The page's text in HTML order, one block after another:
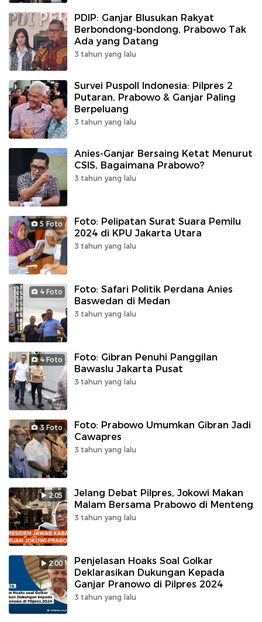
PDIP: Ganjar Blusukan Rakyat
Berbondong-bondong, Prabowo Tak
Ada yang Datang
3 tahun yang lalu
Survei Puspoll Indonesia: Pilpres 2
Putaran, Prabowo & Ganjar Paling
Berpeluang
3 tahun yang lalu
Anies-Ganjar Bersaing Ketat Menurut
CSIS, Bagaimana Prabowo?
3 tahun yang lalu
5 Foto
Foto: Pelipatan Surat Suara Pemilu
2024 di KPU Jakarta Utara
3 tahun yang lalu
4 Foto
Foto: Safari Politik Perdana Anies
Baswedan di Medan
3 tahun yang lalu
4 Foto
Foto: Gibran Penuhi Panggilan
Bawaslu Jakarta Pusat
3 tahun yang lalu
3 Foto
Foto: Prabowo Umumkan Gibran Jadi
Cawapres
3 tahun yang lalu
2:05
Jelang Debat Pilpres, Jokowi Makan
Malam Bersama Prabowo di Menteng
3 tahun yang lalu
2:00
Penjelasan Hoaks Soal Golkar
Deklarasikan Dukungan Kepada
Ganjar Pranowo di Pilpres 2024
3 tahun yang lalu